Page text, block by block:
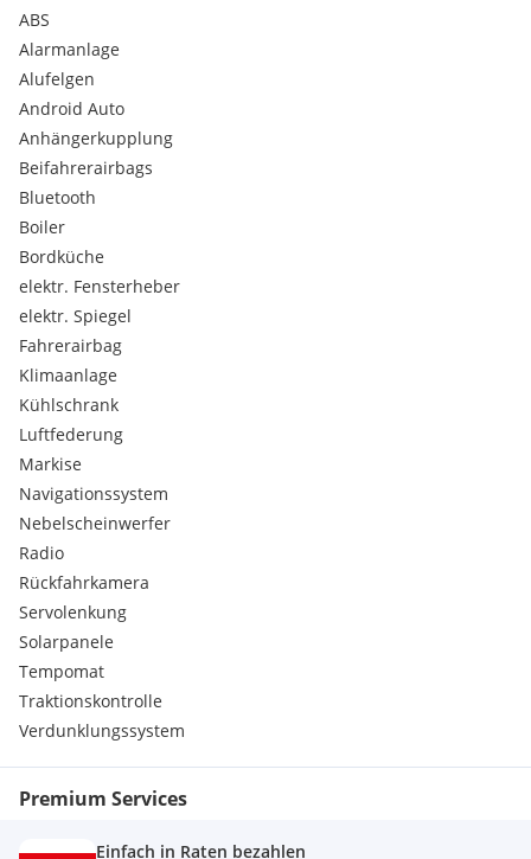
Pilotensitze
Servolenkung
Ausstellfenster
Einstiegstufe elektrisch
Fahrerhaus-Verdunklungssystem
Fahrerhaussitze drehbar
Wohnraumteppich
Fussbodenheizung elektrisch
Umluftanlage
2-Flammkocher
Frischwassertank
Alarmanlage
Solaranlage
Spannungswandler
Internetrouter
Android Auto
Apple CarPlay
Bluetooth Fahrerhaus
Lithiumbatterie
Dieselheizung
ABS
Alarmanlage
Alufelgen
Android Auto
Anhängerkupplung
Beifahrerairbags
Bluetooth
Boiler
Bordküche
elektr. Fensterheber
elektr. Spiegel
Fahrerairbag
Klimaanlage
Kühlschrank
Luftfederung
Markise
Navigationssystem
Nebelscheinwerfer
Radio
Rückfahrkamera
Servolenkung
Solarpanele
Tempomat
Traktionskontrolle
Verdunklungssystem
Premium Services
Einfach in Raten bezahlen